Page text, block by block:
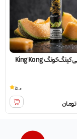
سالت طالبی کینگ کونگ King Kong
تومان
5.0